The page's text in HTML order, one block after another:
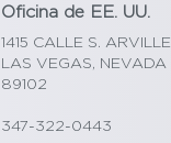
Oficina de EE. UU.
1415 CALLE S. ARVILLE
LAS VEGAS, NEVADA
89102
347-322-0443